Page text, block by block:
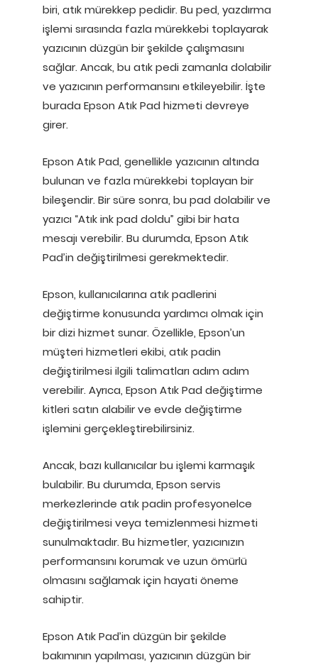
biri, atık mürekkep pedidir. Bu ped, yazdırma
işlemi sırasında fazla mürekkebi toplayarak
yazıcının düzgün bir şekilde çalışmasını
sağlar. Ancak, bu atık pedi zamanla dolabilir
ve yazıcının performansını etkileyebilir. İşte
burada Epson Atık Pad hizmeti devreye
girer.
Epson Atık Pad, genellikle yazıcının altında
bulunan ve fazla mürekkebi toplayan bir
bileşendir. Bir süre sonra, bu pad dolabilir ve
yazıcı “Atık ink pad doldu” gibi bir hata
mesajı verebilir. Bu durumda, Epson Atık
Pad’in değiştirilmesi gerekmektedir.
Epson, kullanıcılarına atık padlerini
değiştirme konusunda yardımcı olmak için
bir dizi hizmet sunar. Özellikle, Epson’un
müşteri hizmetleri ekibi, atık padin
değiştirilmesi ilgili talimatları adım adım
verebilir. Ayrıca, Epson Atık Pad değiştirme
kitleri satın alabilir ve evde değiştirme
işlemini gerçekleştirebilirsiniz.
Ancak, bazı kullanıcılar bu işlemi karmaşık
bulabilir. Bu durumda, Epson servis
merkezlerinde atık padin profesyonelce
değiştirilmesi veya temizlenmesi hizmeti
sunulmaktadır. Bu hizmetler, yazıcınızın
performansını korumak ve uzun ömürlü
olmasını sağlamak için hayati öneme
sahiptir.
Epson Atık Pad’in düzgün bir şekilde
bakımının yapılması, yazıcının düzgün bir